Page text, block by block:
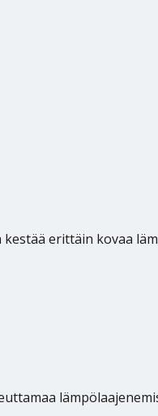
erittäin kovaa